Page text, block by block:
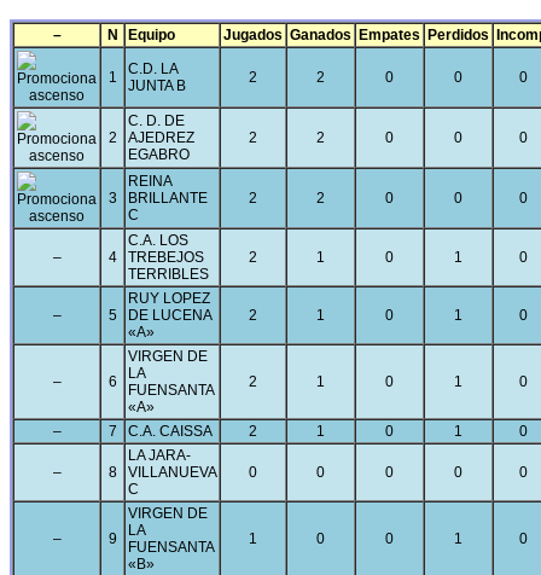
– N Equipo Jugados Ganados Empates Perdidos
1
C.D. LA
JUNTA B
2 2 0 0 0
2
C. D. DE
AJEDREZ
EGABRO
2 2 0 0 0
3
REINA
BRILLANTE
C
2 2 0 0 0
– 4
C.A. LOS
TREBEJOS
TERRIBLES
2 1 0 1 0
– 5
RUY LOPEZ
DE LUCENA
«A»
2 1 0 1 0
– 6
VIRGEN DE
LA
FUENSANTA
«A»
2 1 0 1 0
– 7 C.A. CAISSA 2 1 0 1 0
– 8
LA JARA-
VILLANUEVA
C
0 0 0 0 0
– 9
VIRGEN DE
LA
FUENSANTA
«B»
1 0 0 1 0